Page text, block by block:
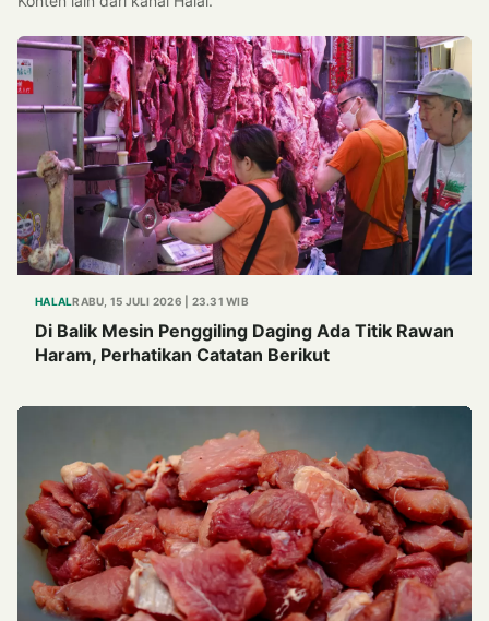
HALALRABU, 15 JULI 2026 | 23.31 WIB
Di Balik Mesin Penggiling Daging Ada Titik Rawan
Haram, Perhatikan Catatan Berikut